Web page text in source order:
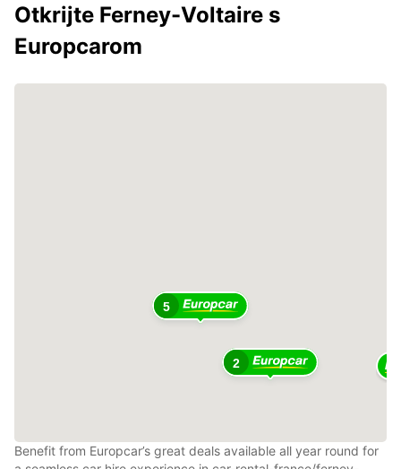
Otkrijte Ferney-Voltaire s
Europcarom
5
2
Benefit from Europcar’s great deals available all year round for